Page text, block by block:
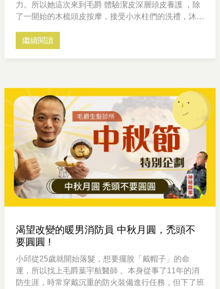
力。所以她這次來到毛爵 體驗潔皮深層頭皮養護 ，除
了一開始的木梳頭皮按摩，接受小水柱們的洗禮，沐妍
鬆了起來。
繼續閱讀
渴望改變的暖男消防員 中秋月圓，禿頭不
要圓圓 !
小邱從25歲就開始落髮，想要擺脫「戴帽子」的命
運，所以找上毛爵葉宇航醫師 。本身從事了11年的消
防生涯，時常穿戴沉重的防火裝備進行任務，但下了班